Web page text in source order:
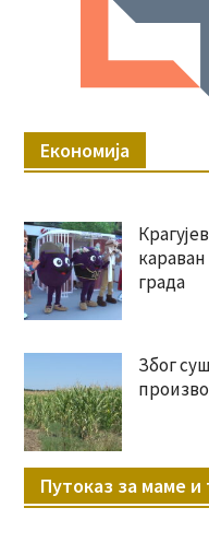
Економија
града
Због
Путоказ за маме и